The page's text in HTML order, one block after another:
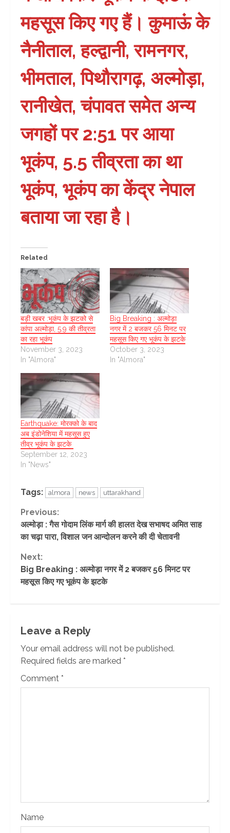
महसूस किए गए हैं। कुमाऊं के
नैनीताल, हल्द्वानी, रामनगर,
भीमताल, पिथौरागढ़, अल्मोड़ा,
रानीखेत, चंपावत समेत अन्य
जगहों पर 2:51 पर आया
भूकंप, 5.5 तीव्रता का था
भूकंप, भूकंप का केंद्र नेपाल
बताया जा रहा है।
Related
बड़ी खबर :भूकंप के झटको से
कांपा अल्मोड़ा, 5.9 की तीव्रता
का रहा भूकंप
November 3, 2023
In "Almora"
Big Breaking : अल्मोड़ा
नगर में 2 बजकर 56 मिनट पर
महसूस किए गए भूकंप के झटके
October 3, 2023
In "Almora"
Earthquake: मोरक्को के बाद
अब इंडोनेशिया में महसूस हुए
तीव्र भूकंप के झटके
September 12, 2023
In "News"
Tags: almora news uttarakhand
Continue
Reading
Previous:
अल्मोड़ा : गैस गोदाम लिंक मार्ग की हालत देख सभाषद अमित साह
का चढ़ा पारा, विशाल जन आन्दोलन करने की दी चेतावनी
Next:
Big Breaking : अल्मोड़ा नगर में 2 बजकर 56 मिनट पर
महसूस किए गए भूकंप के झटके
Leave a Reply
Your email address will not be published.
Required fields are marked *
Comment *
Name